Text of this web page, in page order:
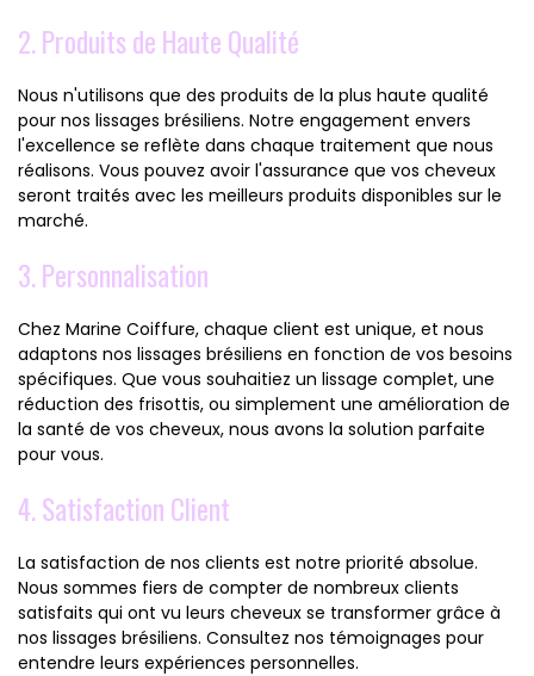
2. Produits de Haute Qualité
Nous n'utilisons que des produits de la plus haute qualité
pour nos lissages brésiliens. Notre engagement envers
l'excellence se reflète dans chaque traitement que nous
réalisons. Vous pouvez avoir l'assurance que vos cheveux
seront traités avec les meilleurs produits disponibles sur le
marché.
3. Personnalisation
Chez Marine Coiffure, chaque client est unique, et nous
adaptons nos lissages brésiliens en fonction de vos besoins
spécifiques. Que vous souhaitiez un lissage complet, une
réduction des frisottis, ou simplement une amélioration de
la santé de vos cheveux, nous avons la solution parfaite
pour vous.
4. Satisfaction Client
La satisfaction de nos clients est notre priorité absolue.
Nous sommes fiers de compter de nombreux clients
satisfaits qui ont vu leurs cheveux se transformer grâce à
nos lissages brésiliens. Consultez nos témoignages pour
entendre leurs expériences personnelles.